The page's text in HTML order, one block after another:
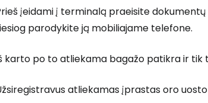
įeidami į terminalą praeisite
parodykite ją mobiliajame telefone.
karto po to atliekama bagažo patikra ir tik
atliekamas įprastas oro